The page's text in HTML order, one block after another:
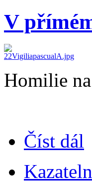
V
Homilie
Číst dál